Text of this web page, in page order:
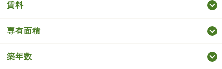
賃料
専有面積
築年数